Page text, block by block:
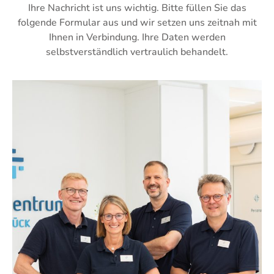
Ihre Nachricht ist uns wichtig. Bitte füllen Sie das
folgende Formular aus und wir setzen uns zeitnah mit
Ihnen in Verbindung. Ihre Daten werden
selbstverständlich vertraulich behandelt.